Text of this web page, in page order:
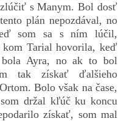
s Manym. Bol dosť
plán nepozdával, no
som sa s ním lúčil,
Tarial hovorila, keď
bola Ayra, no ak to bol
tak získať ďalšieho
Bolo však na čase,
držal kľúč ku koncu
získať, som mal